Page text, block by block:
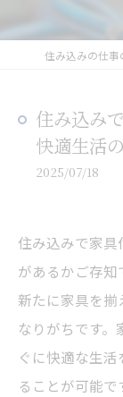
住み込み
快適生活
2025/07/18
住み込みで家
があるかご存
新たに家具を
なりがちです
ぐに快適な生
ることが可能